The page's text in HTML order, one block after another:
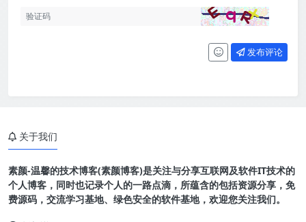
发布评论
关于我们
素颜-温馨的技术博客(素颜博客)是关注与分享互联网及软件IT技术的
个人博客，同时也记录个人的一路点滴，所蕴含的包括资源分享，免
费源码，交流学习基地、绿色安全的软件基地，欢迎您关注我们。